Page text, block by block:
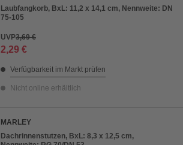
Laubfangkorb, BxL: 11,2 x 14,1 cm, Nennweite: DN
75-105
UVP3,69 €
2,29 €
Verfügbarkeit im Markt prüfen
Nicht online erhältlich
MARLEY
Dachrinnenstutzen, BxL: 8,3 x 12,5 cm,